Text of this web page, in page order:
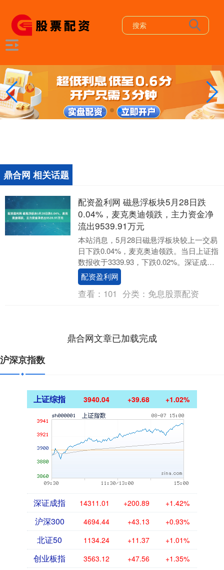
鼎合网 相关话题
配资盈利网 磁悬浮板块5月28日跌
0.04%，麦克奥迪领跌，主力资金净
流出9539.91万元
本站消息，5月28日磁悬浮板块较上一交易
日下跌0.04%，麦克奥迪领跌。当日上证指
数报收于3339.93，下跌0.02%。深证成指
报收于10003.26配资盈利....
配资盈利网
查看： 101 分类： 免息股票配资
鼎合网文章已加载完成
沪深京指数
上证综指 3940.04 +39.68 +1.02%
深证成指 14311.01 +200.89 +1.42%
沪深300 4694.44 +43.13 +0.93%
北证50 1134.24 +11.37 +1.01%
创业板指 3563.12 +47.56 +1.35%